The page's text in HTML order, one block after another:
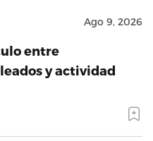
Ago 9, 2026
entre
y actividad